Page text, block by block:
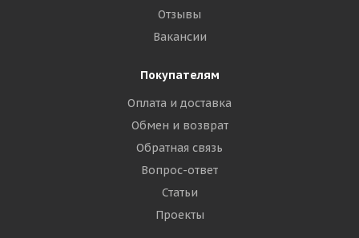
Отзывы
Вакансии
Покупателям
Оплата и доставка
Обмен и возврат
Обратная связь
Вопрос-ответ
Статьи
Проекты